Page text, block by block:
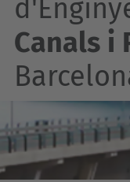
Canals i